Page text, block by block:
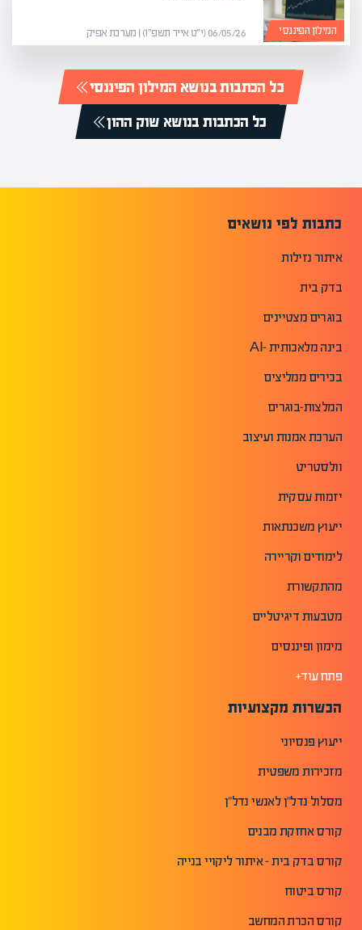
המילון הפיננסי 06/05/26 (י״ט אייר תשפ״ו) | מערכת אפיק
כל הכתבות בנושא המילון הפיננסי
כל הכתבות בנושא שוק ההון
כתבות לפי נושאים
איתור נזילות
בדק בית
בוגרים מצטיינים
בינה מלאכותית -AI
בכירים ממליצים
המלצות-בוגרים
הערכת אמנות ועיצוב
וולסטריט
יזמות עסקית
ייעוץ משכנתאות
לימודים וקריירה
מהתקשורת
מטבעות דיגיטליים
מימון ופיננסים
פתח עוד+
הכשרות מקצועיות
ייעוץ פנסיוני
מזכירות משפטית
מסלול נדל"ן לאנשי נדל"ן
קורס אחזקת מבנים
קורס בדק בית - איתור ליקויי בנייה
קורס ביטוח
קורס הכרת המחשב